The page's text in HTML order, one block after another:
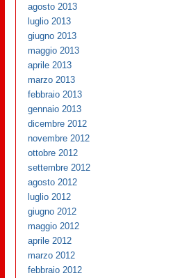
agosto 2013
luglio 2013
giugno 2013
maggio 2013
aprile 2013
marzo 2013
febbraio 2013
gennaio 2013
dicembre 2012
novembre 2012
ottobre 2012
settembre 2012
agosto 2012
luglio 2012
giugno 2012
maggio 2012
aprile 2012
marzo 2012
febbraio 2012